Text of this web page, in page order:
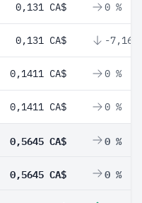
0,131 CA$ 0 %
0,131 CA$ -7,16
0,1411 CA$ 0 %
0,1411 CA$ 0 %
0,5645 CA$ 0 %
0,5645 CA$ 0 %